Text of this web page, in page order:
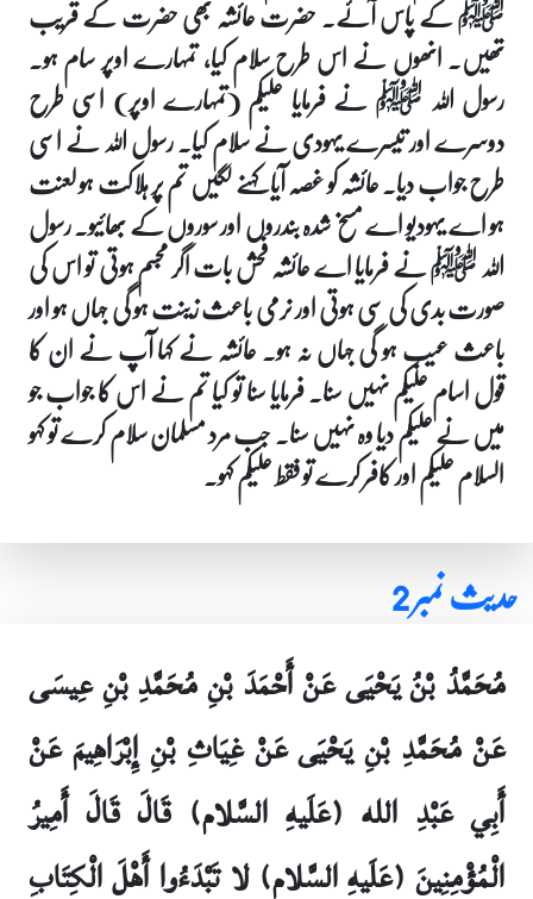
ﷺ کے پاس آئے۔ حضرت عائشہ بھی حضرت کے قریب
تھیں۔ انھوں نے اس طرح سلام کیا، تمہارے اوپر سام ہو۔
رسول اللہ ﷺ نے فرمایا علیکم (تمہارے اوپر) اسی طرح
دوسرے اور تیسرے یہودی نے سلام کیا۔ رسول اللہ نے اسی
طرح جواب دیا۔ عائشہ کو غصہ آیا کہنے لگیں تم پر ہلاکت ہو لعنت
ہو اے یہودیو اے مسخ شدہ بندروں اور سوروں کے بھائیو۔ رسول
اللہ ﷺ نے فرمایا اے عائشہ فحش بات اگر مجسم ہوتی تو اس کی
صورت بدی کی سی ہوتی اور نرمی باعث زینت ہو گی جہاں ہو اور
باعث عیب ہو گی جہاں نہ ہو۔ عائشہ نے کہا آپ نے ان کا
قول اسام علیکم نہیں سنا۔ فرمایا سنا تو کیا تم نے اس کا جواب جو
میں نے علیکم دیا وہ نہیں سنا۔ جب مرد مسلمان سلام کرے تو کہو
السلام علیکم اور کافر کرے تو فقط علیکم کہو۔
حدیث نمبر 2
مُحَمَّدُ بْنُ يَحْيَى عَنْ أَحْمَدَ بْنِ مُحَمَّدِ بْنِ عِيسَى
عَنْ مُحَمَّدِ بْنِ يَحْيَى عَنْ غِيَاثِ بْنِ إِبْرَاهِيمَ عَنْ
أَبِي عَبْدِ الله (عَلَيهِ السَّلام) قَالَ قَالَ أَمِيرُ
الْمُؤْمِنِينَ (عَلَيهِ السَّلام) لا تَبْدَءُوا أَهْلَ الْكِتَابِ